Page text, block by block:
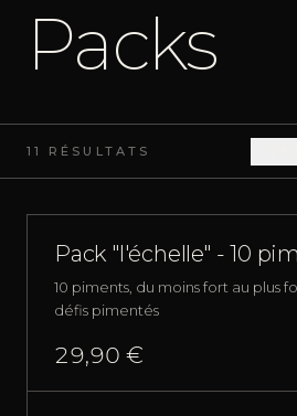
Packs
11 RÉSULTATS
Pack "l'échelle" - 10
10 piments, du moins fort au plus
défis pimentés
29,90 €